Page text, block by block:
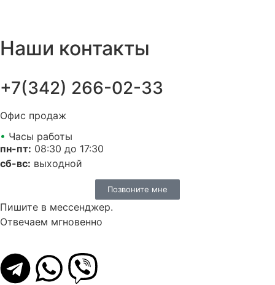
Наши контакты
+7(342) 266-02-33
Офис продаж
• Часы работы
пн-пт: 08:30 до 17:30
сб-вс: выходной
Позвоните мне
Пишите в мессенджер.
Отвечаем мгновенно